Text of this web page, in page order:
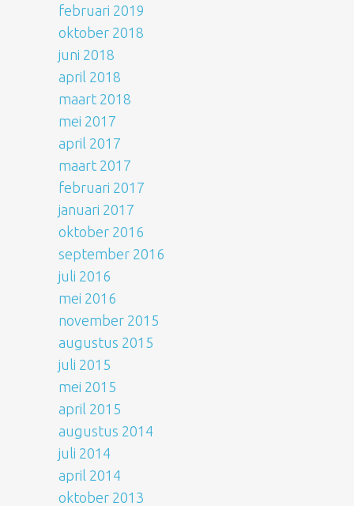
februari 2019
oktober 2018
juni 2018
april 2018
maart 2018
mei 2017
april 2017
maart 2017
februari 2017
januari 2017
oktober 2016
september 2016
juli 2016
mei 2016
november 2015
augustus 2015
juli 2015
mei 2015
april 2015
augustus 2014
juli 2014
april 2014
oktober 2013